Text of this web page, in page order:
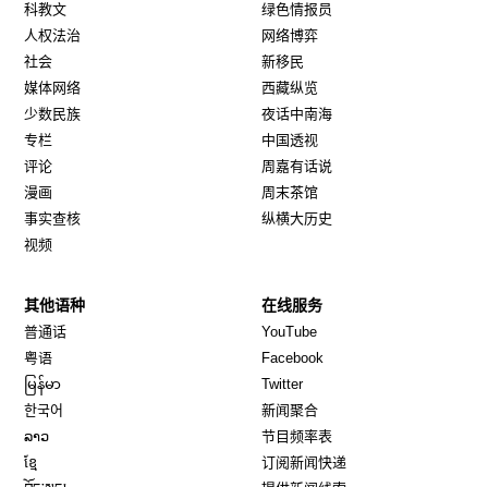
科教文
人权法治
社会
媒体网络
少数民族
专栏
评论
漫画
事实查核
视频
绿色情报员
网络博弈
新移民
西藏纵览
夜话中南海
中国透视
周嘉有话说
周末茶馆
纵横大历史
其他语种
普通话
粤语
မြန်မာ
한국어
ລາວ
ខ្មែ
在线服务
YouTube
Facebook
TwitterOpens in new window
新闻聚合
节目频率表
订阅新闻快递